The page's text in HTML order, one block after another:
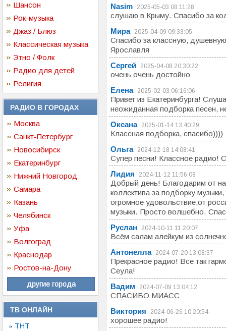
Шансон
Рок-музыка
Джаз / Блюз
Классическая музыка
Этно / Фолк
Радио для детей
Религия
РАДИО В ГОРОДАХ
Москва
Санкт-Петербург
Новосибирск
Екатеринбург
Нижний Новгород
Самара
Казань
Челябинск
Уфа
Волгоград
Краснодар
Ростов-на-Дону
другие города
ТВ ОНЛАЙН
ТНТ
Nasim
2025-05-03 08:11:28
слушаю в Крыму. Спасибо за
Мира
2025-04-09 09:33:05
Спасибо за классную,
Ярославля
Сергей
2025-04-08 20:30:22
очень очень достойно
Елена
2025-02-03 06:16:06
Привет из Екатеринбурга!
неожиданная подборка песен,
Оксана
2025-01-14 13:40:29
Классная подборка, спасибо))))
Ольга
2024-12-18 14:08:41
Супер песни! Классное радио!
Лидия
2024-11-12 11:56:08
Добрый день! Благодарим от
коллектива за подборку
огромное удовольствие,от
музыки. Просто волшебно.
Руслан
2024-10-11 11:20:07
Всём салам алейкум из
Антонелла
2024-07-20 13:08:37
Прекрасное радио! Все так
Сеула!
Вадим
2024-07-09 13:04:12
СПАСИБО МИАСС
Виктория
2024-06-26 10:20:54
хорошее радио!